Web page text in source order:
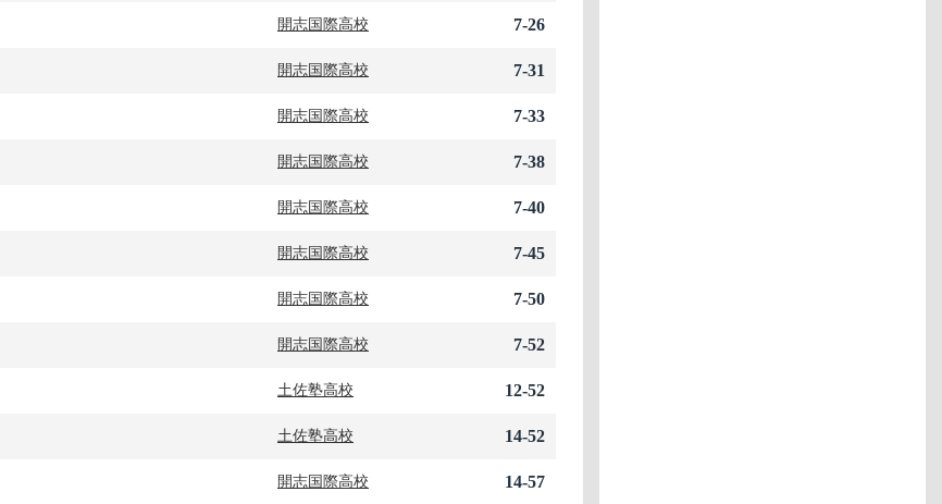
開志国際高校 7-26
開志国際高校 7-31
開志国際高校 7-33
開志国際高校 7-38
開志国際高校 7-40
開志国際高校 7-45
開志国際高校 7-50
開志国際高校 7-52
土佐塾高校 12-52
土佐塾高校 14-52
開志国際高校 14-57